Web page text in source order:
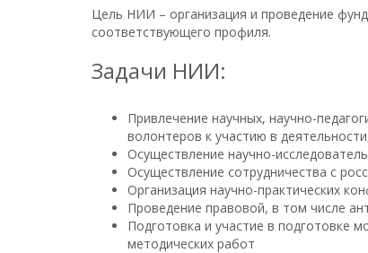
Цель НИИ – организация и проведение
соответствующего профиля.
Задачи НИИ:
Привлечение научных, научно-
волонтеров к участию в
Осуществление научно-
Осуществление сотрудничества с
Организация научно-практических
Проведение правовой, в том числе
Подготовка и участие в подготовке
методических работ